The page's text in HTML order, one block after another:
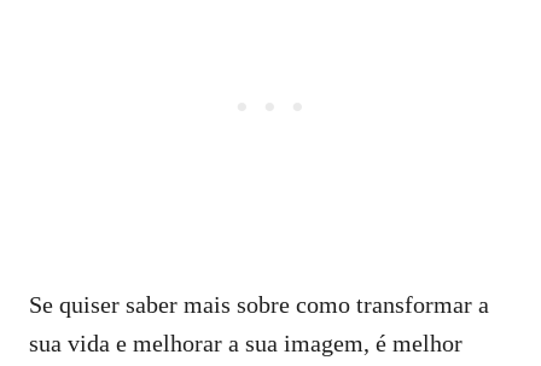
Se quiser saber mais sobre como transformar a
sua vida e melhorar a sua imagem, é melhor